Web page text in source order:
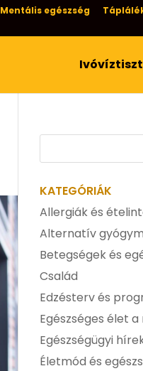
Mentális egészség
KATEGÓRIÁK
Allergiák és
Alternatív
Betegségek és
Család
Edzésterv és
Egészséges élet
Egészségügyi
Életmód és